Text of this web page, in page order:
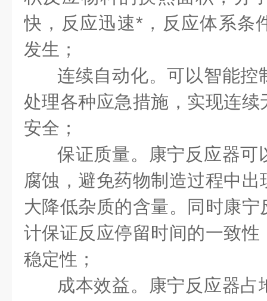
快，反应迅速*，反应体系条
发生；
连续自动化。可以智能控
处理各种应急措施，实现连
安全；
保证质量。康宁反应器可
腐蚀，避免药物制造过程中
大降低杂质的含量。同时康
计保证反应停留时间的一致
稳定性；
成本效益。康宁反应器占